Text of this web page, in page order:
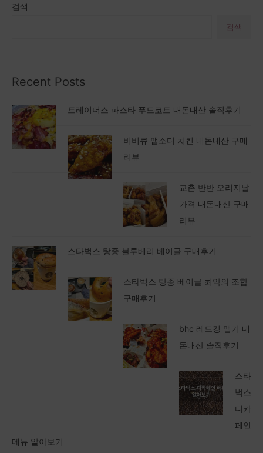
검색
검색
Recent Posts
트레이더스 파스타 푸드코트 내돈내산 솔직후기
비비큐 맵소디 치킨 내돈내산 구매
리뷰
교촌 반반 오리지날
가격 내돈내산 구매
리뷰
스타벅스 탕종 블루베리 베이글 구매후기
스타벅스 탕종 베이글 최악의 조합
구매후기
bhc 레드킹 맵기 내
돈내산 솔직후기
스타
벅스
디카
페인
메뉴 알아보기